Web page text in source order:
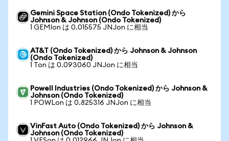
Gemini Space Station (Ondo Tokenized) から
Johnson & Johnson (Ondo Tokenized)
1 GEMIon は 0.015575 JNJon に相当
AT&T (Ondo Tokenized) から Johnson & Johnson
(Ondo Tokenized)
1 Ton は 0.093060 JNJon に相当
Powell Industries (Ondo Tokenized) から Johnson &
Johnson (Ondo Tokenized)
1 POWLon は 0.825316 JNJon に相当
VinFast Auto (Ondo Tokenized) から Johnson &
Johnson (Ondo Tokenized)